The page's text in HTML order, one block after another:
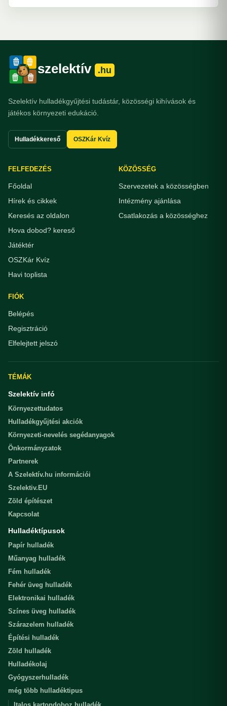
szelektív .hu
Szelektív hulladékgyűjtési tudástár, közösségi kihívások és
játékos környezeti edukáció.
Hulladékkereső OSZKár Kvíz
FELFEDEZÉS
Főoldal
Hírek és cikkek
Keresés az oldalon
Hova dobod? kereső
Játéktér
OSZKár Kvíz
Havi toplista
KÖZÖSSÉG
Szervezetek a közösségben
Intézmény ajánlása
Csatlakozás a közösséghez
FIÓK
Belépés
Regisztráció
Elfelejtett jelszó
TÉMÁK
Szelektív infó
Környezettudatos
Hulladékgyűjtési akciók
Környezeti-nevelés segédanyagok
Önkormányzatok
Partnerek
A Szelektív.hu információi
Szelektiv.EU
Zöld építészet
Kapcsolat
Hulladéktípusok
Papír hulladék
Műanyag hulladék
Fém hulladék
Fehér üveg hulladék
Elektronikai hulladék
Színes üveg hulladék
Szárazelem hulladék
Építési hulladék
Zöld hulladék
Hulladékolaj
Gyógyszerhulladék
még több hulladéktipus